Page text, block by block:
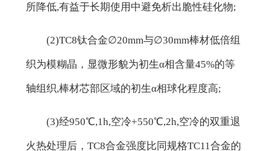
所降低,有益于长期使用中避免析出脆性硅化物;
(2)TC8钛合金∅20mm与∅30mm棒材低倍组
织为模糊晶，显微形貌为初生α相含量45%的等
轴组织,棒材芯部区域的初生α相球化程度高;
(3)经950℃,1h,空冷+550℃,2h,空冷的双重退
火热处理后，TC8合金强度比同规格TC11合金的